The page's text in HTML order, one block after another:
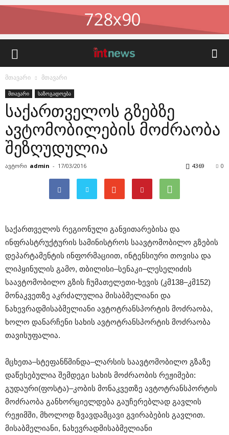
მთავარი მთავარი
მთავარი საზოგადოება
საქართველოს გზებზე
ავტომობილების მოძრაობა
შეზღუდულია
ავტორი admin - 17/03/2016 0
4369
საქართველოს რეგიონული განვითარებისა და
ინფრასტრუქტურის სამინისტროს საავტომობილო გზების
დეპარტამენტის ინფორმაციით, ინტენსიური თოვისა და
ლიპყინულის გამო, თბილისი–სენაკი–ლესელიძის
საავტომობილო გზის ჩუმათელეთი-ხევის (კმ138–კმ152)
მონაკვეთზე აკრძალულია მისაბმელიანი და
ნახევრადმისაბმელიანი ავტოტრანსპორტის მოძრაობა,
ხოლო დანარჩენი სახის ავტოტრანსპორტის მოძრაობა
თავისუფალია.
მცხეთა–სტეფანწმინდა–ლარსის საავტომობილო გზაზე
დაწესებულია შემდეგი სახის მოძრაობის რეჟიმები:
გუდაური(ფოსტა)–კობის მონაკვეთზე ავტოტრანსპორტის
მოძრაობა განხორციელდება გაუჩერებლად გავლის
რეჟიმში, მხოლოდ ზვავდამცავი გვირაბების გავლით.
მისაბმელიანი, ნახევრადმისაბმელიანი